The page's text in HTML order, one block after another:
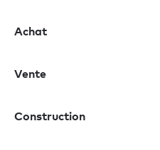
Achat
Vente
Construction